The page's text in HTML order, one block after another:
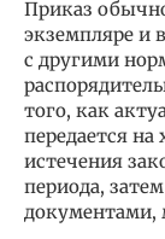
Приказ
экземпляре и
с другими
того, как
передается на
истечения
периода,
документами,